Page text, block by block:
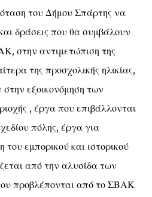
του Δήμου Σπάρτης να
δράσεις που θα συμβάλουν
στην αντιμετώπιση της
της προσχολικής ηλικίας,
εξοικονόμηση των
, έργα που επιβάλλονται
πόλης, έργα για
εμπορικού και ιστορικού
από την αλυσίδα των
προβλέπονται από το ΣΒΑΚ